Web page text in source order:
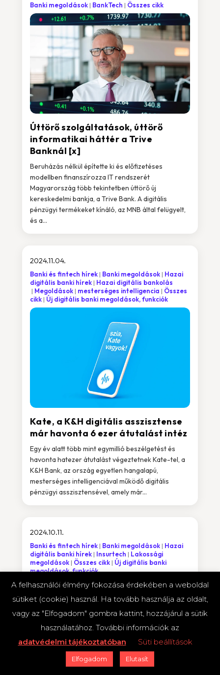
Úttörő szolgáltatások, úttörő
informatikai háttér a Trive
Banknál [x]
Banki megoldások BankTech Összes cikk
Beruházás nélkül építette ki és előfizetéses
modellben finanszírozza IT rendszerét
Magyarország több tekintetben úttörő új
kereskedelmi bankja, a Trive Bank. A digitális
pénzügyi termékeket kínáló, az MNB által felügyelt,
és a...
Kate, a K&H digitális asszisztense
már havonta 6 ezer átutalást intéz
2024.11.04.
Banki és fintech hírek Banki megoldások
Hazai
digitális banki hírek
Hazai digitális bankolás
Megoldások
mesterséges intelligencia
Összes
cikk
Új digitális banki megoldások, funkciók
Egy év alatt több mint egymillió beszélgetést és
havonta hatezer átutalást végeztetnek Kate-tel, a
K&H Bank, az ország egyetlen hangalapú,
mesterséges intelligenciával működő digitális
pénzügyi asszisztensével, amely már...
2024.10.11.
Banki és fintech hírek Banki megoldások
Hazai
digitális banki hírek
Insurtech
Lakossági
megoldások
Összes cikk
Új digitális banki
megoldások, funkciók
A felhasználói élmény fokozása érdekében a weboldal
sütiket (cookie) használ. Ha tovább használja az oldalt,
vagy az "Elfogadom" gombra kattint, hozzájárul a sütik
használatához. További információk az
adatvédelmi tájékoztatóban
Süti beállítások
Elfogadom Elutasít